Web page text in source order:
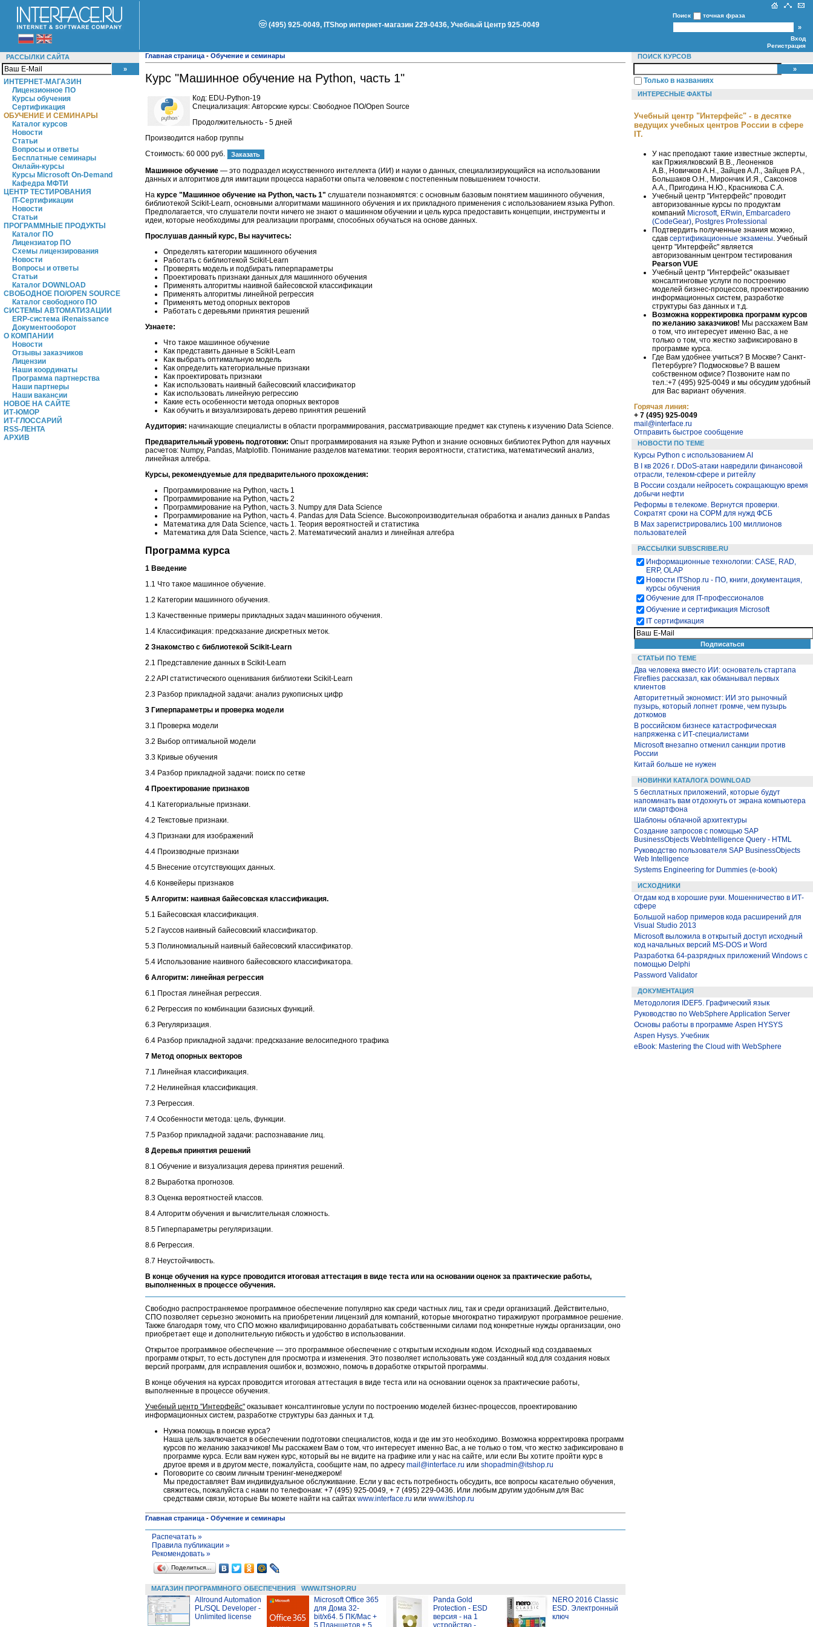
(495) 925-0049, ITShop интернет-магазин 229-0436, Учебный Центр 925-0049
Поиск точная фраза
Вход
Регистрация
РАССЫЛКИ САЙТА
ИНТЕРНЕТ-МАГАЗИН
Лицензионное ПО
Курсы обучения
Сертификация
ОБУЧЕНИЕ И СЕМИНАРЫ
Каталог курсов
Новости
Статьи
Вопросы и ответы
Бесплатные семинары
Онлайн-курсы
Курсы Microsoft On-Demand
Кафедра МФТИ
ЦЕНТР ТЕСТИРОВАНИЯ
IT-Сертификации
Новости
Статьи
ПРОГРАММНЫЕ ПРОДУКТЫ
Каталог ПО
Лицензиатор ПО
Схемы лицензирования
Новости
Вопросы и ответы
Статьи
Каталог DOWNLOAD
СВОБОДНОЕ ПО/OPEN SOURCE
Каталог свободного ПО
СИСТЕМЫ АВТОМАТИЗАЦИИ
ERP-система iRenaissance
Документооборот
О КОМПАНИИ
Новости
Отзывы заказчиков
Лицензии
Наши координаты
Программа партнерства
Наши партнеры
Наши вакансии
НОВОЕ НА САЙТЕ
ИТ-ЮМОР
ИТ-ГЛОССАРИЙ
RSS-ЛЕНТА
АРХИВ
Главная страница - Обучение и семинары
Курс "Машинное обучение на Python, часть 1"
Код: EDU-Python-19
Специализация: Авторские курсы: Свободное ПО/Open Source
Продолжительность - 5 дней
Производится набор группы
Стоимость: 60 000 руб.
Машинное обучение — это подраздел искусственного интеллекта (ИИ) и науки о данных, специализирующийся на использовании
данных и алгоритмов для имитации процесса наработки опыта человеком с постепенным повышением точности.
На курсе "Машинное обучение на Python, часть 1" слушатели познакомятся: с основным базовым понятием машинного обучения,
библиотекой Scikit-Learn, основными алгоритмами машинного обучения и их прикладного применения с использованием языка Python.
Предполагается, что слушатели почти ничего не знают о машинном обучении и цель курса предоставить концепции, инструменты и
идеи, которые необходимы для реализации программ, способных обучаться на основе данных.
Прослушав данный курс, Вы научитесь:
Определять категории машинного обучения
Работать с библиотекой Scikit-Learn
Проверять модель и подбирать гиперпараметры
Проектировать признаки данных для машинного обучения
Применять алгоритмы наивной байесовской классификации
Применять алгоритмы линейной регрессия
Применять метод опорных векторов
Работать с деревьями принятия решений
Узнаете:
Что такое машинное обучение
Как представить данные в Scikit-Learn
Как выбрать оптимальную модель
Как определить категориальные признаки
Как проектировать признаки
Как использовать наивный байесовский классификатор
Как использовать линейную регрессию
Какие есть особенности метода опорных векторов
Как обучить и визуализировать дерево принятия решений
Аудитория: начинающие специалисты в области программирования, рассматривающие предмет как ступень к изучению Data Science.
Предварительный уровень подготовки: Опыт программирования на языке Python и знание основных библиотек Python для научных
расчетов: Numpy, Pandas, Matplotlib. Понимание разделов математики: теория вероятности, статистика, математический анализ,
линейная алгебра.
Курсы, рекомендуемые для предварительного прохождения:
Программирование на Python, часть 1
Программирование на Python, часть 2
Программирование на Python, часть 3. Numpy для Data Science
Программирование на Python, часть 4. Pandas для Data Science. Высокопроизводительная обработка и анализ данных в Pandas
Математика для Data Science, часть 1. Теория вероятностей и статистика
Математика для Data Science, часть 2. Математический анализ и линейная алгебра
Программа курса
1 Введение
1.1 Что такое машинное обучение.
1.2 Категории машинного обучения.
1.3 Качественные примеры прикладных задач машинного обучения.
1.4 Классификация: предсказание дискретных меток.
2 Знакомство с библиотекой Scikit-Learn
2.1 Представление данных в Scikit-Learn
2.2 API статистического оценивания библиотеки Scikit-Learn
2.3 Разбор прикладной задачи: анализ рукописных цифр
3 Гиперпараметры и проверка модели
3.1 Проверка модели
3.2 Выбор оптимальной модели
3.3 Кривые обучения
3.4 Разбор прикладной задачи: поиск по сетке
4 Проектирование признаков
4.1 Категориальные признаки.
4.2 Текстовые признаки.
4.3 Признаки для изображений
4.4 Производные признаки
4.5 Внесение отсутствующих данных.
4.6 Конвейеры признаков
5 Алгоритм: наивная байесовская классификация.
5.1 Байесовская классификация.
5.2 Гауссов наивный байесовский классификатор.
5.3 Полиномиальный наивный байесовский классификатор.
5.4 Использование наивного байесовского классификатора.
6 Алгоритм: линейная регрессия
6.1 Простая линейная регрессия.
6.2 Регрессия по комбинации базисных функций.
6.3 Регуляризация.
6.4 Разбор прикладной задачи: предсказание велосипедного трафика
7 Метод опорных векторов
7.1 Линейная классификация.
7.2 Нелинейная классификация.
7.3 Регрессия.
7.4 Особенности метода: цель, функции.
7.5 Разбор прикладной задачи: распознавание лиц.
8 Деревья принятия решений
8.1 Обучение и визуализация дерева принятия решений.
8.2 Выработка прогнозов.
8.3 Оценка вероятностей классов.
8.4 Алгоритм обучения и вычислительная сложность.
8.5 Гиперпараметры регуляризации.
8.6 Регрессия.
8.7 Неустойчивость.
В конце обучения на курсе проводится итоговая аттестация в виде теста или на основании оценок за практические работы,
выполненных в процессе обучения.
Свободно распространяемое программное обеспечение популярно как среди частных лиц, так и среди организаций. Действительно,
СПО позволяет серьезно экономить на приобретении лицензий для компаний, которые многократно тиражируют программное решение.
Также благодаря тому, что СПО можно квалифицированно дорабатывать собственными силами под конкретные нужды организации, оно
приобретает еще и дополнительную гибкость и удобство в использовании.
Открытое программное обеспечение — это программное обеспечение с открытым исходным кодом. Исходный код создаваемых
программ открыт, то есть доступен для просмотра и изменения. Это позволяет использовать уже созданный код для создания новых
версий программ, для исправления ошибок и, возможно, помочь в доработке открытой программы.
В конце обучения на курсах проводится итоговая аттестация в виде теста или на основании оценок за практические работы,
выполненные в процессе обучения.
Учебный центр "Интерфейс" оказывает консалтинговые услуги по построению моделей бизнес-процессов, проектированию
информационных систем, разработке структуры баз данных и т.д.
Нужна помощь в поиске курса?
Наша цель заключается в обеспечении подготовки специалистов, когда и где им это необходимо. Возможна корректировка программ
курсов по желанию заказчиков! Мы расскажем Вам о том, что интересует именно Вас, а не только о том, что жестко зафиксировано в
программе курса. Если вам нужен курс, который вы не видите на графике или у нас на сайте, или если Вы хотите пройти курс в
другое время и в другом месте, пожалуйста, сообщите нам, по адресу mail@interface.ru или shopadmin@itshop.ru
Поговорите со своим личным тренинг-менеджером!
Мы предоставляет Вам индивидуальное обслуживание. Если у вас есть потребность обсудить, все вопросы касательно обучения,
свяжитесь, пожалуйста c нами по телефонам: +7 (495) 925-0049, + 7 (495) 229-0436. Или любым другим удобным для Вас
средствами связи, которые Вы можете найти на сайтах www.interface.ru или www.itshop.ru
Главная страница - Обучение и семинары
Распечатать »
Правила публикации »
Рекомендовать »
Поделиться…
МАГАЗИН ПРОГРАММНОГО ОБЕСПЕЧЕНИЯ WWW.ITSHOP.RU
Allround Automation
PL/SQL Developer -
Unlimited license
Microsoft Office 365
для Дома 32-
bit/x64. 5 ПК/Mac +
Panda Gold
Protection - ESD
версия - на 1
NERO 2016 Classic
ESD. Электронный
ключ
ПОИСК КУРСОВ
Только в названиях
ИНТЕРЕСНЫЕ ФАКТЫ
Учебный центр "Интерфейс" - в десятке
ведущих учебных центров России в сфере
IT.
У нас преподают такие известные эксперты,
как Пржиялковский В.В., Леоненков
А.В., Новичков А.Н., Зайцев А.Л., Зайцев Р.А.,
Большаков О.Н., Мирончик И.Я., Саксонов
А.А., Пригодина Н.Ю., Красникова С.А.
Учебный центр "Интерфейс" проводит
авторизованные курсы по продуктам
компаний Microsoft, ERwin Embarcadero
(CodeGear) Postgres Professional
Подтвердить полученные знания можно,
сдав сертификационные экзамены . Учебный
центр "Интерфейс" является
авторизованным центром тестирования
Pearson VUE
Учебный центр "Интерфейс" оказывает
консалтинговые услуги по построению
моделей бизнес-процессов, проектированию
информационных систем, разработке
структуры баз данных и т.д.
Возможна корректировка программ курсов
по желанию заказчиков! Мы расскажем Вам
о том, что интересует именно Вас, а не
только о том, что жестко зафиксировано в
программе курса.
Где Вам удобнее учиться? В Москве? Санкт-
Петербурге? Подмосковье? В вашем
собственном офисе? Позвоните нам по
тел.:+7 (495) 925-0049 и мы обсудим удобный
для Вас вариант обучения.
Горячая линия:
+ 7 (495) 925-0049
mail@interface.ru
Отправить быстрое сообщение
НОВОСТИ ПО ТЕМЕ
Курсы Python c использованием AI
В I кв 2026 г. DDoS-атаки навредили финансовой
отрасли, телеком-сфере и ритейлу
В России создали нейросеть сокращающую время
добычи нефти
Реформы в телекоме. Вернутся проверки.
Сократят сроки на СОРМ для нужд ФСБ
В Max зарегистрировались 100 миллионов
пользователей
РАССЫЛКИ SUBSCRIBE.RU
Информационные технологии: CASE, RAD,
ERP, OLAP
Новости ITShop.ru - ПО, книги, документация,
курсы обучения
Обучение для IT-профессионалов
Обучение и сертификация Microsoft
IT сертификация
СТАТЬИ ПО ТЕМЕ
Два человека вместо ИИ: основатель стартапа
Fireflies рассказал, как обманывал первых
клиентов
Авторитетный экономист: ИИ это рыночный
пузырь, который лопнет громче, чем пузырь
доткомов
В российском бизнесе катастрофическая
напряженка с ИТ-специалистами
Microsoft внезапно отменил санкции против
России
Китай больше не нужен
НОВИНКИ КАТАЛОГА DOWNLOAD
5 бесплатных приложений, которые будут
напоминать вам отдохнуть от экрана компьютера
или смартфона
Шаблоны облачной архитектуры
Создание запросов с помощью SAP
BusinessObjects WebIntelligence Query - HTML
Руководство пользователя SAP BusinessObjects
Web Intelligence
Systems Engineering for Dummies (e-book)
ИСХОДНИКИ
Отдам код в хорошие руки. Мошенничество в ИТ-
сфере
Большой набор примеров кода расширений для
Visual Studio 2013
Microsoft выложила в открытый доступ исходный
код начальных версий MS-DOS и Word
Разработка 64-разрядных приложений Windows с
помощью Delphi
Password Validator
ДОКУМЕНТАЦИЯ
Методология IDEF5. Графический язык
Руководство по WebSphere Application Server
Основы работы в программе Aspen HYSYS
Aspen Hysys. Учебник
eBook: Mastering the Cloud with WebSphere